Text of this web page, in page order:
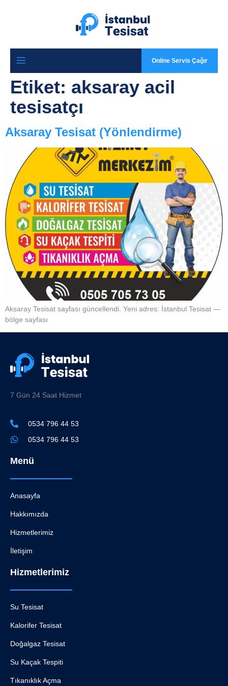
Online Servis Çağır
Etiket: aksaray acil
tesisatçı
Aksaray Tesisat (Yönlendirme)
Aksaray Tesisat sayfası güncellendi. Yeni adres: İstanbul Tesisat —
bölge sayfası
7 Gün 24 Saat Hizmet
0534 796 44 53
0534 796 44 53
Menü
Anasayfa
Hakkımızda
Hizmetlerimiz
İletişim
Hizmetlerimiz
Su Tesisat
Kalorifer Tesisat
Doğalgaz Tesisat
Su Kaçak Tespiti
Tıkanıklık Açma